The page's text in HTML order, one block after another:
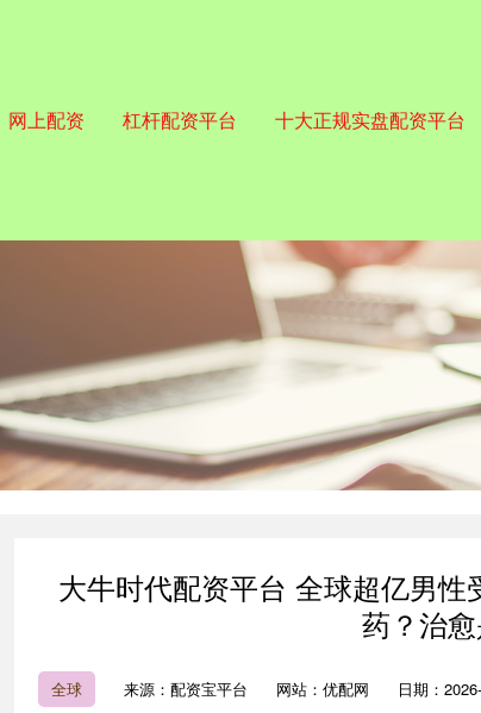
网上配资 杠杆配资平台 十大正规实盘配资平台
大牛时代配资平台 全球超亿男
药？治
全球 来源：配资宝平台 网站：优配网 日期：